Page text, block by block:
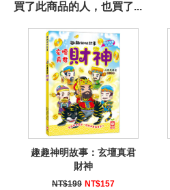
買了此商品的人，也買了...
趣趣神明故事：玄壇真君
財神
NT$199 NT$157